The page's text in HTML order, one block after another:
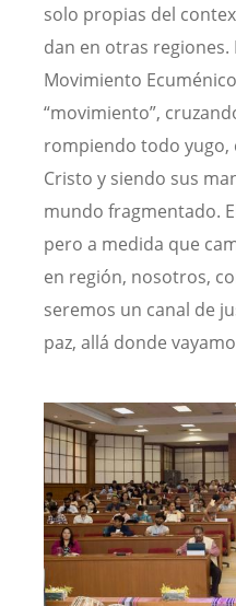
solo propias del
dan en otras regiones.
Movimiento
“movimiento”,
rompiendo todo
Cristo y siendo sus
mundo fragmentado.
pero a medida que
en región, nosotros,
seremos un canal de
paz, allá donde
Image